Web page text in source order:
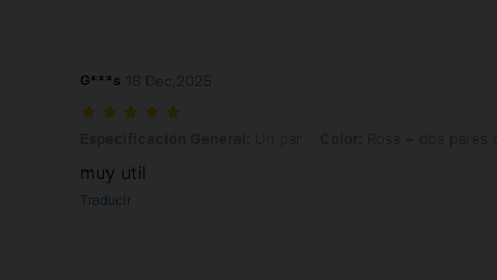
G***s
muy util
Traducir